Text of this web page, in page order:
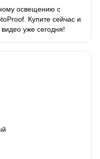
освещению с
Купите сейчас и
уже сегодня!